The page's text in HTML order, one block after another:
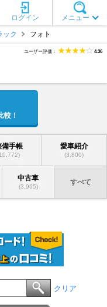
メニュー
ログイン
ック フォト
ユーザー評価： 4.36
較！
備手帳 愛車紹介
(3,800)
中古車
(3,965)
すべて
クリア